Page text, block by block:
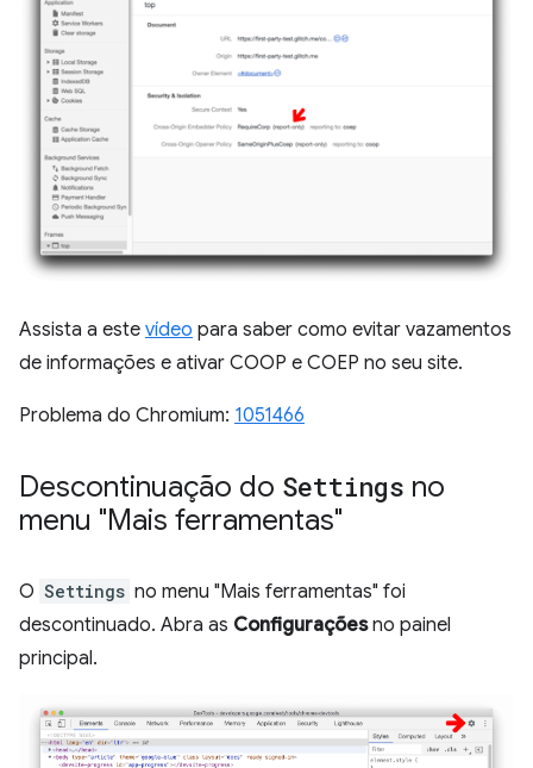
Assista a este vídeo para saber como evitar vazamentos
de informações e ativar COOP e COEP no seu site.
Problema do Chromium: 1051466
Descontinuação do Settings no
menu "Mais ferramentas"
O Settings no menu "Mais ferramentas" foi
descontinuado. Abra as Configuraçõesno painel
principal.